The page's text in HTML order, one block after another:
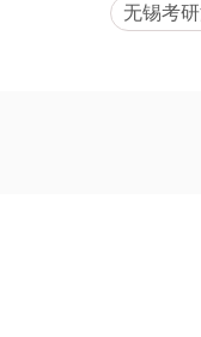
无锡考